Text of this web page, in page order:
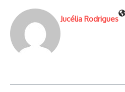
Jucélia Rodrigues